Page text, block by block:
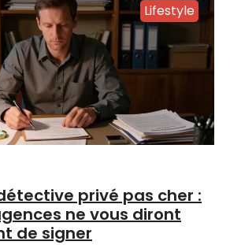
Lifestyle
privé pas cher :
ne vous diront
de signer